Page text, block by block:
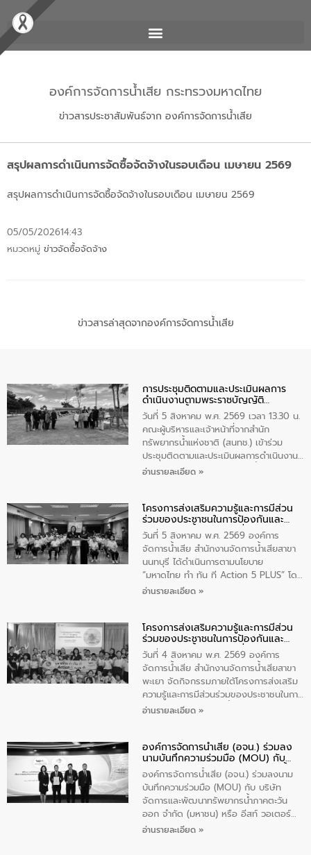
องค์การจัดการน้ำเสีย กระทรวงมหาดไทย
ข่าวสารประชาสัมพันธ์จาก องค์การจัดการน้ำเสีย
สรุปผลการดำเนินการจัดซื้อจัดจ้างในรอบเดือน เมษายน 2569
สรุปผลการดำเนินการจัดซื้อจัดจ้างในรอบเดือน เมษายน 2569
05/05/202614:43
หมวดหมู่ ข่าวจัดซื้อจัดจ้าง
ข่าวสารล่าสุดจากองค์การจัดการน้ำเสีย
การประชุมติดตามและประเมินผลการ
ดำเนินงานตามพระราชบัญญัติ
ทรัพยากรน้ำ พ.ศ. 2561 ประจำ
ปีงบประมาณ พ.ศ. 2569
วันที่ 5 สิงหาคม พ.ศ. 2569 เวลา 13.30 น.
คณะผู้บริหารและเจ้าหน้าที่จากสำนัก
ทรัพยากรน้ำแห่งชาติ (สนทช.) เข้าร่วม
ประชุมติดตามและประเมินผลการดำเนินงาน
ตามพระราชบัญญัติทรัพยากรน้ำ พ.ศ. 2561
วัดสิงห์ จังหวัดชัยนาท โดยมีนายแสงชัย
สุขชื่น นายกเทศมนตรีตำบลวัดสิงห์ คณะผู้
บริหารเทศบาลตำบลวัดสิงห์ ผู้นำชุมชน และ
ประชาชนในพื้นที่เทศบาลตำบลวัดสิงก์ที่มี
ส่วนได้ส่วนเสียในโครงก่อสร้างศูนย์บริหาร
จัดการคุณภาพน้ำเทศบาลตำบลวัดสิงห์
จังหวัดชัยนาท ให้การต้อนรับ
อ่านรายละเอียด »
โครงการส่งเสริมความรู้และการมีส่วน
ร่วมของประชาชนในการป้องกันและ
แก้ไขปัญหาน้ำเสียอย่างยั่งยืน
วันที่ 5 สิงหาคม พ.ศ. 2569 องค์การ
จัดการน้ำเสีย สำนักงานจัดการน้ำเสียสาขา
นนทบุรี ได้ดำเนินการตามนโยบาย
“มหาดไทย ทำ ทัน ที Action 5 PLUS” โดย
จัดโครงการส่งเสริมความรู้และการมีส่วน
“ชุมชนร่วมใจ น้ำใสยั่งยืน” ได้บรรยายให้
ความรู้เกี่ยวกับการจัดการน้ำเสียและการใช้
ถังดักไขมันให้แก่นักเรียนโรงเรียนวัดบ่อ
(นันทวิทยา) เทศบาลนครปากเกร็ด อำเภอ
ปากเกร็ด จังหวัดนนทบุรี จำนวน 30 คน
อ่านรายละเอียด »
โครงการส่งเสริมความรู้และการมีส่วน
ร่วมของประชาชนในการป้องกันและ
แก้ไขปัญหาน้ำเสียอย่างยั่งยืน
วันที่ 4 สิงหาคม พ.ศ. 2569 องค์การ
จัดการน้ำเสีย สำนักงานจัดการน้ำเสียสาขา
พะเยา จัดกิจกรรมภายใต้โครงการส่งเสริม
ความรู้และการมีส่วนร่วมของประชาชนในการ
ป้องกันและแก้ไขปัญหาน้ำเสียอย่างยั่งยืน
ชุมชนและการบำบัดน้ำเสียเบื้องต้น ให้กับ
นักเรียนชั้นประถมศึกษาปีที่ 5 โรงเรียน
เทศบาล 1 (พะเยาประชานุกูล) จำนวน 30
คน
อ่านรายละเอียด »
องค์การจัดการน้ำเสีย (อจน.) ร่วมลง
นามบันทึกความร่วมมือ (MOU) กับ
บริษัท จัดการและพัฒนาทรัพยากรน้ำ
ภาคตะวันออก จำกัด (มหาชน) หรือ อีส
ท์ วอเตอร์
องค์การจัดการน้ำเสีย (อจน.) ร่วมลงนาม
บันทึกความร่วมมือ (MOU) กับ บริษัท
จัดการและพัฒนาทรัพยากรน้ำภาคตะวัน
ออก จำกัด (มหาชน) หรือ อีสท์ วอเตอร์
เมื่อวันอังคารที่ 4 สิงหาคม 2569 ณ ห้อง
อ่านรายละเอียด »